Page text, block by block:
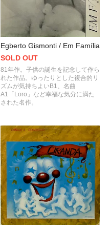
Egberto Gismonti / Em Família
SOLD OUT
81年作。子供の誕生を記念して作ら
れた作品。ゆったりとした複合的リ
ズムが気持ちよいB1、名曲
A1「Loro」など幸福な気分に満た
された名作。